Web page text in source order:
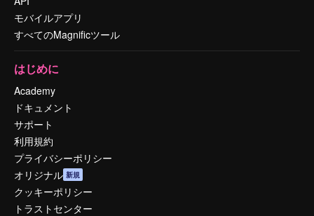
モバイルアプリ
すべてのMagnificツール
はじめに
Academy
ドキュメント
サポート
利用規約
プライバシーポリシー
オリジナル 新規
クッキーポリシー
トラストセンター